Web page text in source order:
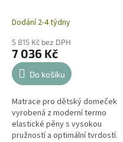
Dodání 2-4 týdny
5 815 Kč bez DPH
7 036 Kč
Do košíku
Matrace pro dětský domeček
vyrobená z moderní termo
elastické pěny s vysokou
pružností a optimální tvrdostí.